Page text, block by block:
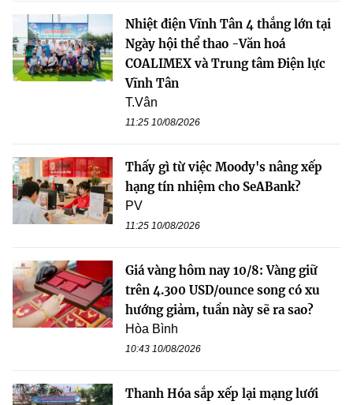
Nhiệt điện Vĩnh Tân 4 thắng lớn tại
Ngày hội thể thao -Văn hoá
COALIMEX và Trung tâm Điện lực
Vĩnh Tân
T.Vân
11:25 10/08/2026
Thấy gì từ việc Moody's nâng xếp
hạng tín nhiệm cho SeABank?
PV
11:25 10/08/2026
Giá vàng hôm nay 10/8: Vàng giữ
trên 4.300 USD/ounce song có xu
hướng giảm, tuần này sẽ ra sao?
Hòa Bình
10:43 10/08/2026
Thanh Hóa sắp xếp lại mạng lưới